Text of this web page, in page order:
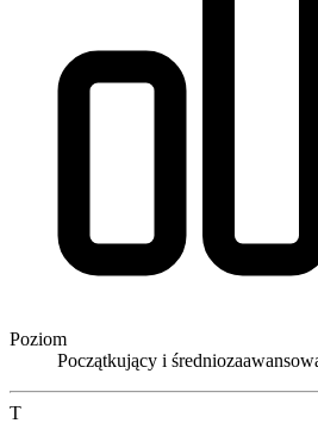
Poziom
Początkujący i
T